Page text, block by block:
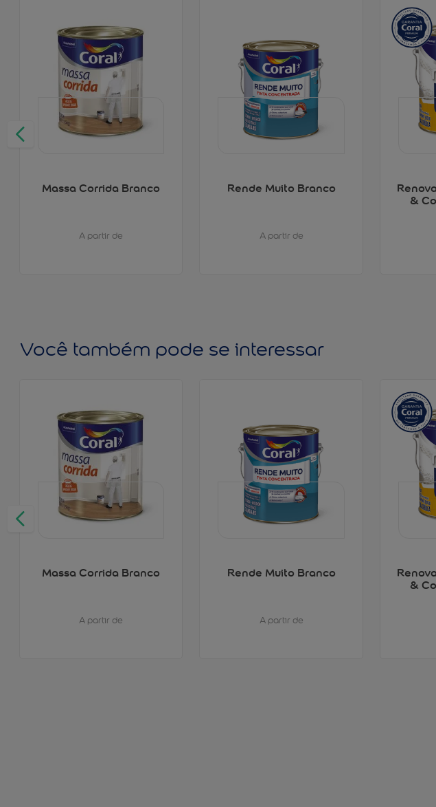
Massa Corrida Branco
A partir de
Rende Muito Branco
A partir de
&
Você também pode se interessar
Massa Corrida Branco
A partir de
Rende Muito Branco
A partir de
&